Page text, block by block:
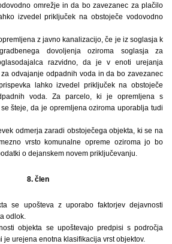
omrežje in da bo zavezanec za plačilo
izvedel priključek na obstoječe vodovodno
z javno kanalizacijo, če je iz soglasja k
dovoljenja oziroma soglasja za
razvidno, da je v enoti urejanja
odvajanje odpadnih voda in da bo zavezanec
lahko izvedel priključek na obstoječe
voda. Za parcelo, ki je opremljena s
šteje, da je opremljena oziroma uporablja tudi
odmerja zaradi obstoječega objekta, ki se na
vrsto komunalne opreme oziroma jo bo
o dejanskem novem priključevanju.
8. člen
se upošteva z uporabo faktorjev dejavnosti
odlok.
objekta se upoštevajo predpisi s področja
je urejena enotna klasifikacija vrst objektov.